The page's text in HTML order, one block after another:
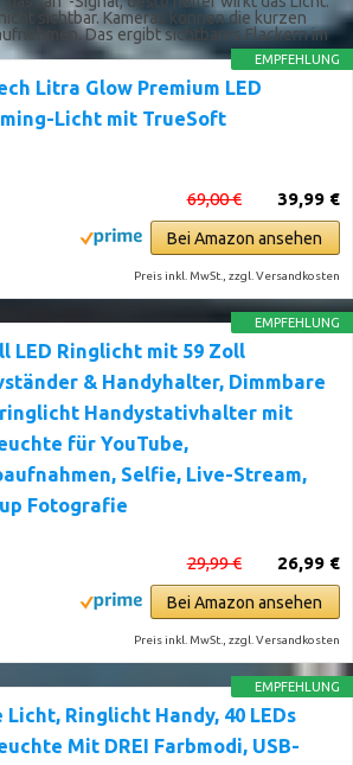
sichtbar. Kameras können die kurzen
Das ergibt sichtbares Flackern im
EMPFEHLUNG
Litra Glow Premium LED
Licht mit TrueSoft
39,99 €
69,00 €
Bei Amazon ansehen
Preis inkl. MwSt., zzgl. Versandkosten
EMPFEHLUNG
LED Ringlicht mit 59 Zoll
& Handyhalter, Dimmbare
Handystativhalter mit
für YouTube,
Selfie, Live-Stream,
Fotografie
26,99 €
29,99 €
Bei Amazon ansehen
Preis inkl. MwSt., zzgl. Versandkosten
EMPFEHLUNG
Licht, Ringlicht Handy, 40 LEDs
Mit DREI Farbmodi, USB-